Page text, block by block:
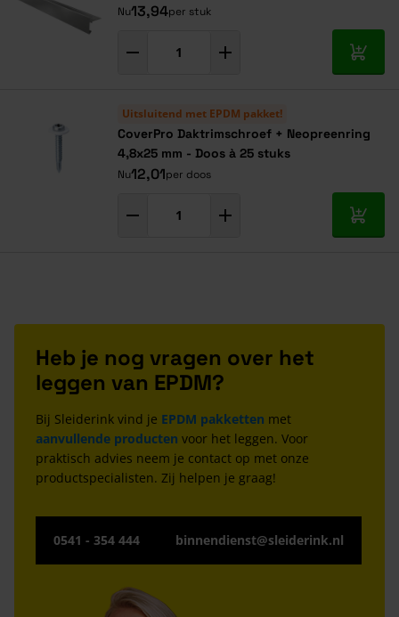
Nu13,94per stuk
In
Uitsluitend met EPDM pakket!
CoverPro Daktrimschroef + Neopreenring
4,8x25 mm - Doos à 25 stuks
Nu12,01per doos
In
Heb je nog vragen over het
leggen van EPDM?
Bij Sleiderink vind je EPDM pakketten met
aanvullende producten voor het leggen. Voor
praktisch advies neem je contact op met onze
productspecialisten. Zij helpen je graag!
0541 - 354 444 binnendienst@sleiderink.nl